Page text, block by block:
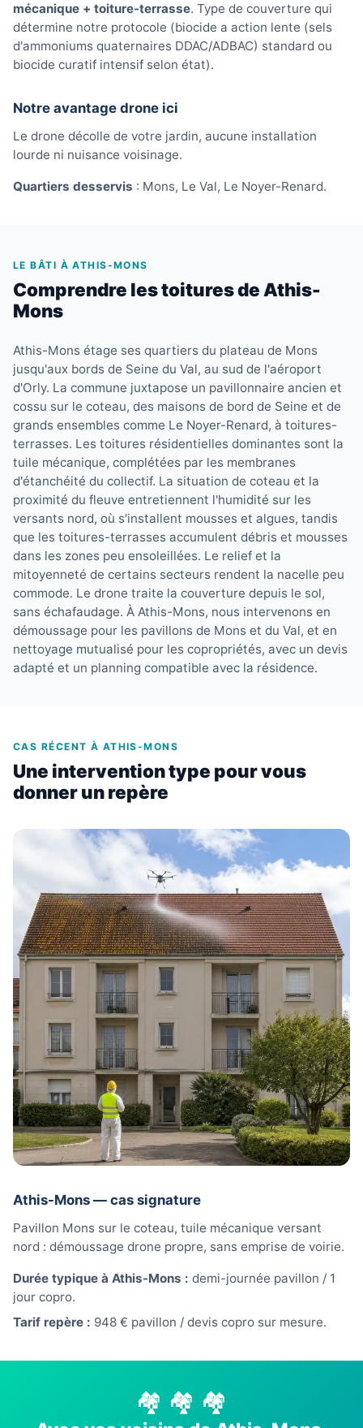
mécanique + toiture-terrasse. Type de couverture qui
détermine notre protocole (biocide a action lente (sels
d'ammoniums quaternaires DDAC/ADBAC) standard ou
biocide curatif intensif selon état).
Notre avantage drone ici
Le drone décolle de votre jardin, aucune installation
lourde ni nuisance voisinage.
Quartiers desservis : Mons, Le Val, Le Noyer-Renard.
LE BÂTI À ATHIS-MONS
Comprendre les toitures de Athis-
Mons
Athis-Mons étage ses quartiers du plateau de Mons
jusqu'aux bords de Seine du Val, au sud de l'aéroport
d'Orly. La commune juxtapose un pavillonnaire ancien et
cossu sur le coteau, des maisons de bord de Seine et de
grands ensembles comme Le Noyer-Renard, à toitures-
terrasses. Les toitures résidentielles dominantes sont la
tuile mécanique, complétées par les membranes
d'étanchéité du collectif. La situation de coteau et la
proximité du fleuve entretiennent l'humidité sur les
versants nord, où s'installent mousses et algues, tandis
que les toitures-terrasses accumulent débris et mousses
dans les zones peu ensoleillées. Le relief et la
mitoyenneté de certains secteurs rendent la nacelle peu
commode. Le drone traite la couverture depuis le sol,
sans échafaudage. À Athis-Mons, nous intervenons en
démoussage pour les pavillons de Mons et du Val, et en
nettoyage mutualisé pour les copropriétés, avec un devis
adapté et un planning compatible avec la résidence.
CAS RÉCENT À ATHIS-MONS
Une intervention type pour vous
donner un repère
Athis-Mons — cas signature
Pavillon Mons sur le coteau, tuile mécanique versant
nord : démoussage drone propre, sans emprise de voirie.
Durée typique à Athis-Mons : demi-journée pavillon / 1
jour copro.
Tarif repère : 948 € pavillon / devis copro sur mesure.
🏘️ 🏘️ 🏘️